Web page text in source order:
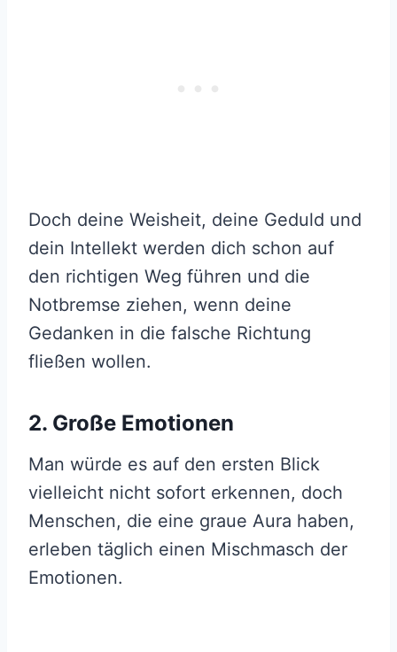
Doch deine Weisheit, deine Geduld und
dein Intellekt werden dich schon auf
den richtigen Weg führen und die
Notbremse ziehen, wenn deine
Gedanken in die falsche Richtung
fließen wollen.
2. Große Emotionen
Man würde es auf den ersten Blick
vielleicht nicht sofort erkennen, doch
Menschen, die eine graue Aura haben,
erleben täglich einen Mischmasch der
Emotionen.